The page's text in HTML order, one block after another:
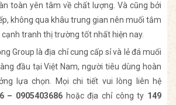
toàn yên tâm về chất lượng. Và cũng bởi
không qua khâu trung gian nên muối tắm
tranh thị trường tốt nhất hiện nay.
Group là địa chỉ cung cấp sỉ và lẻ đá muối
đầu tại Việt Nam, người tiêu dùng hoàn
lựa chọn. Mọi chi tiết vui lòng liên hệ
– 0905403686 hoặc địa chỉ công ty 149